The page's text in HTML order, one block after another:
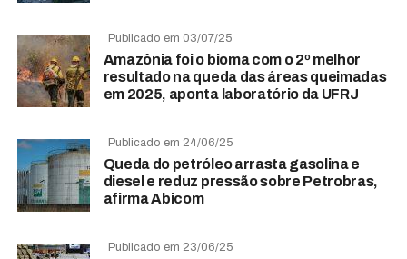
Publicado em 03/07/25
Amazônia foi o bioma com o 2º melhor
resultado na queda das áreas queimadas
em 2025, aponta laboratório da UFRJ
Publicado em 24/06/25
Queda do petróleo arrasta gasolina e
diesel e reduz pressão sobre Petrobras,
afirma Abicom
Publicado em 23/06/25